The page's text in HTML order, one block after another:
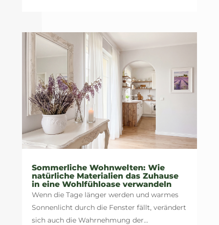
Sommerliche Wohnwelten: Wie
natürliche Materialien das Zuhause
in eine Wohlfühloase verwandeln
Wenn die Tage länger werden und warmes
Sonnenlicht durch die Fenster fällt, verändert
sich auch die Wahrnehmung der...